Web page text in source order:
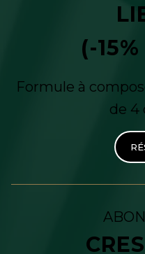
(-
Formule à
de 4